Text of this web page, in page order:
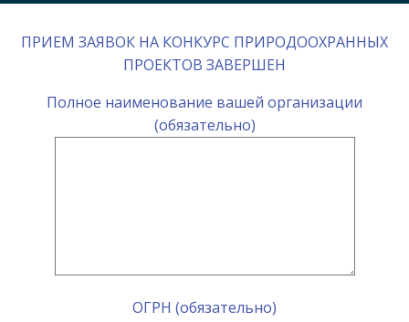
ПРИЕМ ЗАЯВОК НА КОНКУРС ПРИРОДООХРАННЫХ
ПРОЕКТОВ ЗАВЕРШЕН
Полное наименование вашей организации
(обязательно)
ОГРН (обязательно)